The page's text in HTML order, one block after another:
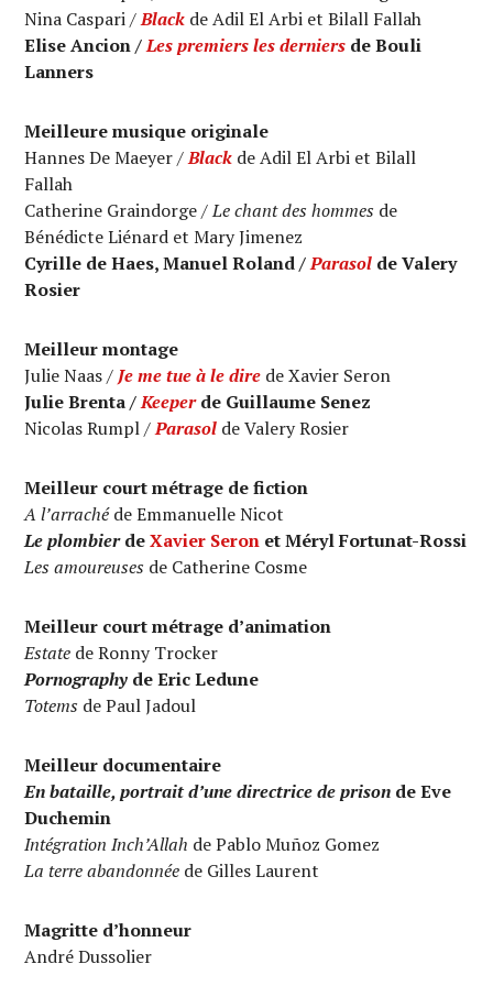
Nina Caspari /Black de Adil El Arbi et Bilall Fallah
Elise Ancion /Les premiers les derniers de Bouli
Lanners
Meilleure musique originale
Hannes De Maeyer /Black de Adil El Arbi et Bilall
Fallah
Catherine Graindorge /Le chant des hommes de
Bénédicte Liénard et Mary Jimenez
Cyrille de Haes, Manuel Roland /Parasol de Valery
Rosier
Meilleur montage
Julie Naas / Je me tue à le dire de Xavier Seron
Julie Brenta /Keeperde Guillaume Senez
Nicolas Rumpl /Parasol de Valery Rosier
Meilleur court métrage de fiction
A l’arrachéde Emmanuelle Nicot
Le plombierdeXavier Seron et Méryl Fortunat-Rossi
Les amoureuses de Catherine Cosme
Meilleur court métrage d’animation
Estate de Ronny Trocker
Pornography de Eric Ledune
Totems de Paul Jadoul
Meilleur documentaire
En bataille, portrait d’une directrice de prison de Eve
Duchemin
Intégration Inch’Allah de Pablo Muñoz Gomez
La terre abandonnée de Gilles Laurent
Magritte d’honneur
André Dussolier